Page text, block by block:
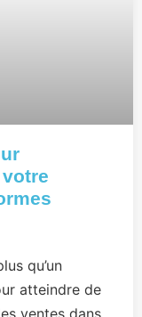
qu’un
atteindre de
ventes dans